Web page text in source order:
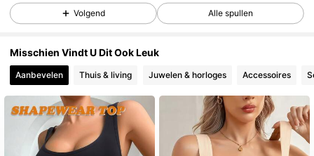
4.86 409 Volgers
4.86 409 Volgers
4.86 409 Volgers
Volgend Alle spullen
Misschien Vindt U Dit Ook Leuk
Aanbevelen Thuis & living Juwelen & horloges Accessoires